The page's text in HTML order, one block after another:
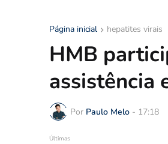
Página inicial hepatites virais
HMB
assistência
Por Paulo Melo - 17:18
Últimas